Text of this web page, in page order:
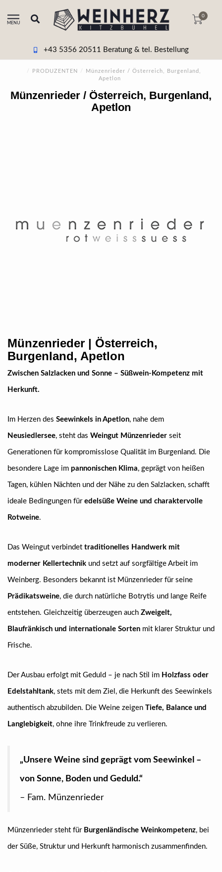
MENU
0
+43 5356 20511 Beratung & tel. Bestellung
/ PRODUZENTEN /
Münzenrieder / Österreich, Burgenland,
Apetlon
Münzenrieder / Österreich, Burgenland,
Apetlon
Münzenrieder | Österreich,
Burgenland, Apetlon
Zwischen Salzlacken und Sonne – Süßwein-Kompetenz mit
Herkunft.
Im Herzen des Seewinkels in Apetlon, nahe dem
Neusiedlersee, steht das Weingut Münzenrieder seit
Generationen für kompromisslose Qualität im Burgenland. Die
besondere Lage im pannonischen Klima, geprägt von heißen
Tagen, kühlen Nächten und der Nähe zu den Salzlacken, schafft
ideale Bedingungen für edelsüße Weine und charaktervolle
Rotweine.
Das Weingut verbindet traditionelles Handwerk mit
moderner Kellertechnik und setzt auf sorgfältige Arbeit im
Weinberg. Besonders bekannt ist Münzenrieder für seine
Prädikatsweine, die durch natürliche Botrytis und lange Reife
entstehen. Gleichzeitig überzeugen auch Zweigelt,
Blaufränkisch und internationale Sorten mit klarer Struktur und
Frische.
Der Ausbau erfolgt mit Geduld – je nach Stil im Holzfass oder
Edelstahltank, stets mit dem Ziel, die Herkunft des Seewinkels
authentisch abzubilden. Die Weine zeigen Tiefe, Balance und
Langlebigkeit, ohne ihre Trinkfreude zu verlieren.
„Unsere Weine sind geprägt vom Seewinkel –
von Sonne, Boden und Geduld.“
– Fam. Münzenrieder
Münzenrieder steht für Burgenländische Weinkompetenz, bei
der Süße, Struktur und Herkunft harmonisch zusammenfinden.